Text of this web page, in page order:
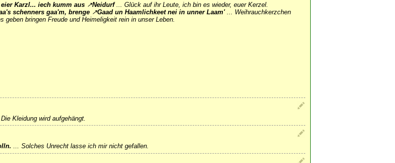
Karzl... iech kumm aus ↗Neidurf... Glück auf ihr Leute, ich bin es wieder, euer Kerzel.
schenners gaa'm, brenge ↗Gaadun Haamlichkeet nei in unner Laam'... Weihrauchkerzchen
bringen Freude und Heimeligkeit rein in unser Leben.
Die Kleidung wird aufgehängt.
... Solches Unrecht lasse ich mir nicht gefallen.